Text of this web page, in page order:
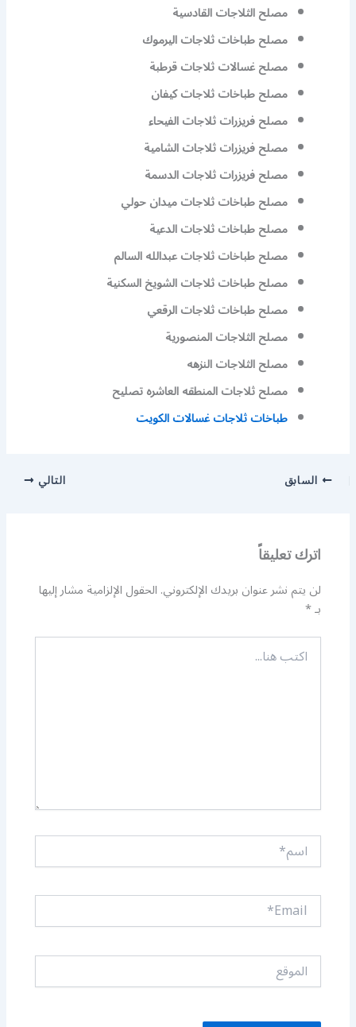
مصلح الثلاجات القادسية
مصلح طباخات ثلاجات اليرموك
مصلح غسالات ثلاجات قرطبة
مصلح طباخات ثلاجات كيفان
مصلح فريزرات ثلاجات الفيحاء
مصلح فريزرات ثلاجات الشامية
مصلح فريزرات ثلاجات الدسمة
مصلح طباخات ثلاجات ميدان حولي
مصلح طباخات ثلاجات الدعية
مصلح طباخات ثلاجات عبدالله السالم
مصلح طباخات ثلاجات الشويخ السكنية
مصلح طباخات ثلاجات الرقعي
مصلح الثلاجات المنصورية
مصلح الثلاجات النزهه
مصلح ثلاجات المنطقه العاشره تصليح
طباخات ثلاجات غسالات الكويت
السابق التالي
اترك تعليقاً
لن يتم نشر عنوان بريدك الإلكتروني.الحقول الإلزامية مشار إليها
بـ*
اكتب
هنا...
اسم*
Email*
الموقع